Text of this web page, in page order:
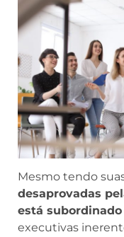
Mesmo tendo
desaprovadas
está subordinado
executivas